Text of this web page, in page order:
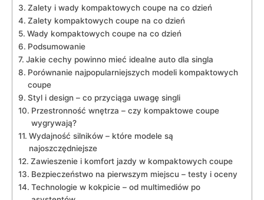
Zalety i wady kompaktowych coupe ​na co dzień
Zalety kompaktowych coupe na co dzień
Wady kompaktowych coupe na co ⁤dzień
Podsumowanie
Jakie cechy powinno mieć idealne auto dla singla
Porównanie najpopularniejszych modeli kompaktowych
coupe
Styl i design – co przyciąga uwagę singli
Przestronność wnętrza‌ – czy kompaktowe coupe
wygrywają?
Wydajność silników – które ⁤modele są
najoszczędniejsze
Zawieszenie i komfort jazdy w kompaktowych coupe
Bezpieczeństwo na pierwszym miejscu – testy i oceny
Technologie w kokpicie – od multimediów po